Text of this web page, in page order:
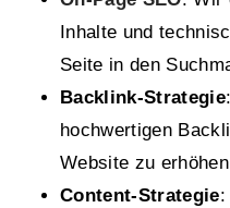
Inhalte und
Seite in den
Backlink-Strategie
hochwertigen
Website zu
Content-Strategie: